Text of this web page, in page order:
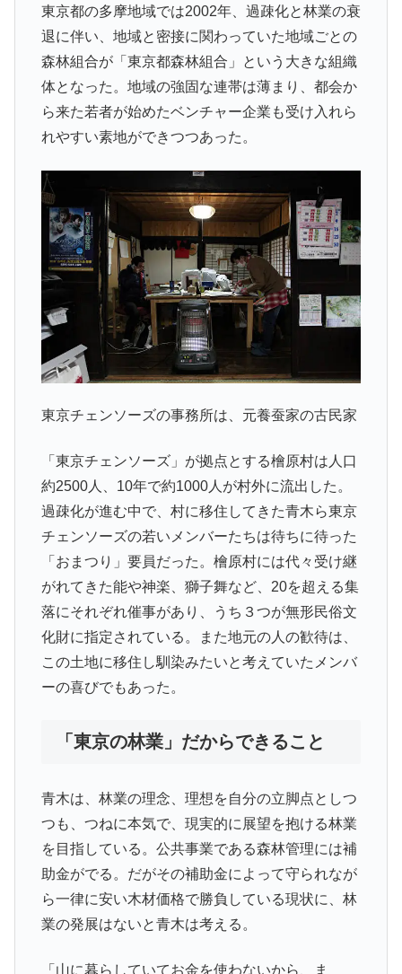
東京都の多摩地域では2002年、過疎化と林業の衰
退に伴い、地域と密接に関わっていた地域ごとの
森林組合が「東京都森林組合」という大きな組織
体となった。地域の強固な連帯は薄まり、都会か
ら来た若者が始めたベンチャー企業も受け入れら
れやすい素地ができつつあった。
東京チェンソーズの事務所は、元養蚕家の古民家
「東京チェンソーズ」が拠点とする檜原村は人口
約2500人、10年で約1000人が村外に流出した。
過疎化が進む中で、村に移住してきた青木ら東京
チェンソーズの若いメンバーたちは待ちに待った
「おまつり」要員だった。檜原村には代々受け継
がれてきた能や神楽、獅子舞など、20を超える集
落にそれぞれ催事があり、うち３つが無形民俗文
化財に指定されている。また地元の人の歓待は、
この土地に移住し馴染みたいと考えていたメンバ
ーの喜びでもあった。
「東京の林業」だからできること
青木は、林業の理念、理想を自分の立脚点としつ
つも、つねに本気で、現実的に展望を抱ける林業
を目指している。公共事業である森林管理には補
助金がでる。だがその補助金によって守られなが
ら一律に安い木材価格で勝負している現状に、林
業の発展はないと青木は考える。
「山に暮らしていてお金を使わないから、ま